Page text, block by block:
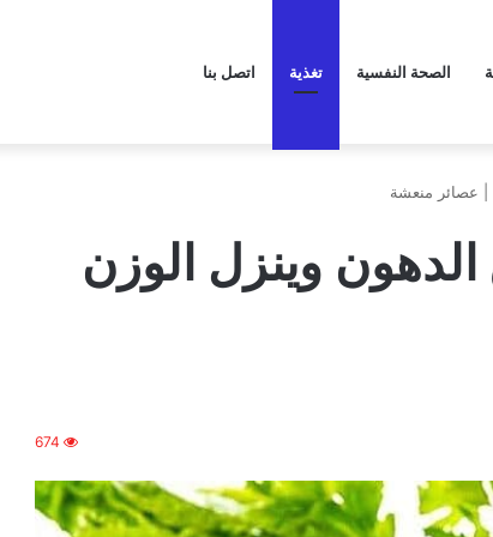
الصحة النفسية تغذية اتصل بنا
الدهون وينزل الوزن
674